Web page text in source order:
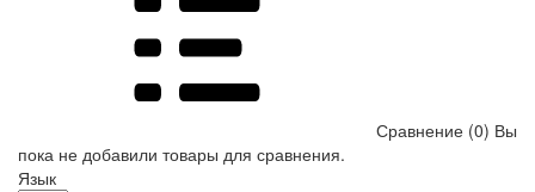
Сравнение (0) Вы
пока не добавили товары для сравнения.
Язык